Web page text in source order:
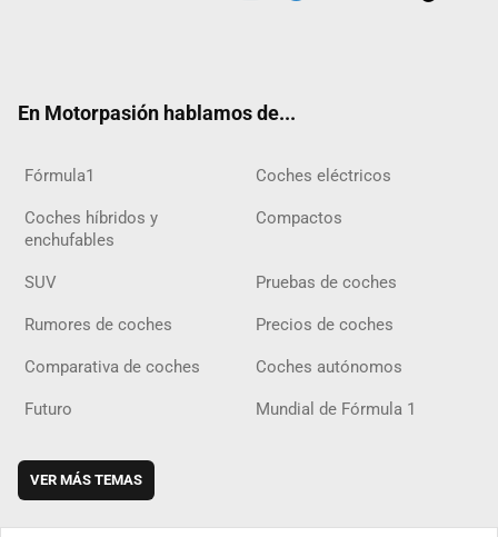
En Motorpasión hablamos de...
Fórmula1 Coches eléctricos
Coches híbridos y
enchufables
Compactos
SUV Pruebas de coches
Rumores de coches Precios de coches
Comparativa de coches Coches autónomos
Futuro Mundial de Fórmula 1
VER MÁS TEMAS